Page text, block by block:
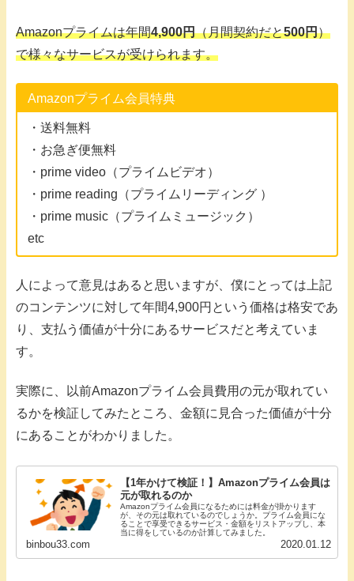
Amazonプライムは年間4,900円（月間契約だと500円）
で様々なサービスが受けられます。
Amazonプライム会員特典
・送料無料
・お急ぎ便無料
・prime video（プライムビデオ）
・prime reading（プライムリーディング ）
・prime music（プライムミュージック）
etc
人によって意見はあると思いますが、僕にとっては上記
のコンテンツに対して年間4,900円という価格は格安であ
り、支払う価値が十分にあるサービスだと考えていま
す。
実際に、以前Amazonプライム会員費用の元が取れてい
るかを検証してみたところ、金額に見合った価値が十分
にあることがわかりました。
【1年かけて検証！】Amazonプライム会員は
元が取れるのか
Amazonプライム会員になるためには料金が掛かります
が、その元は取れているのでしょうか。プライム会員にな
ることで享受できるサービス・金額をリストアップし、本
当に得をしているのか計算してみました。
binbou33.com 2020.01.12